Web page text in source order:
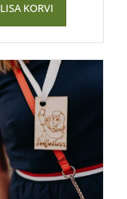
LISA KORVI